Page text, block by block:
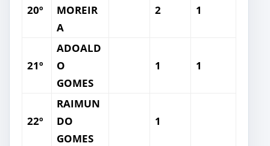
20º
MOREIR
A
2 1
21º
ADOALD
O
GOMES
1 1
22º
RAIMUN
DO
GOMES
1